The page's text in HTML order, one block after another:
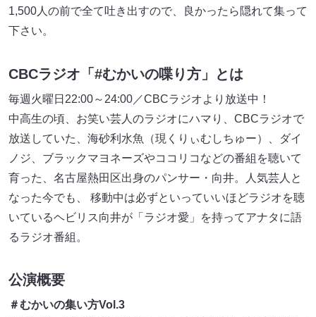
1,500人の前で全て吐き出すので、良かったら隠れて集って
下さい。
CBCラジオ「#むかいの喋り方」とは
毎週火曜日22:00～24:00／CBCラジオより放送中！
中高生の頃、お笑い芸人のラジオにハマり、CBCラジオで
放送していた、海砂利水魚（現くりぃむしちゅー）、ダイ
ノジ、ブラックマヨネーズやココリコなどの番組を聴いて
育った、名古屋熱田区出身のパンサー・向井。人気芸人と
なった今でも、 移動中は必ずといっていいほどラジオを聴
いているヘビリス向井が「ラジオ愛」を持ってアナタに語
るラジオ番組。
公演概要
＃むかいの集い方Vol.3